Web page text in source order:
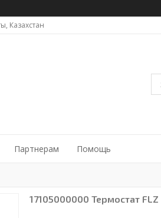
Казахстан
Партнерам Помощь
17105000000 Термостат FLZ